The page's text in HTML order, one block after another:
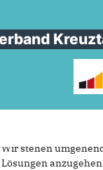
Handeln
stehen